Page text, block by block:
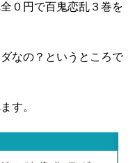
０円で百鬼恋乱３巻を
なの？というところで
す。